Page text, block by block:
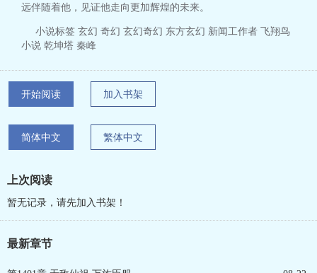
远伴随着他，见证他走向更加辉煌的未来。
小说标签 玄幻 奇幻 玄幻奇幻 东方玄幻 新闻工作者 飞翔鸟
小说 乾坤塔 秦峰
开始阅读 加入书架
简体中文 繁体中文
上次阅读
暂无记录，请先加入书架！
最新章节